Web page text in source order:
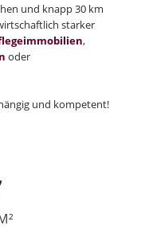
und knapp 30 km
starker
,
oder
und kompetent!